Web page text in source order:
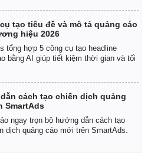
Multimedia
Video
Ảnh
E-Magazine
tạo tiêu đề và mô tả quảng cáo
hiệu 2026
tổng hợp 5 công cụ tạo headline
bằng AI giúp tiết kiệm thời gian và tối
cách tạo chiến dịch quảng
SmartAds
ngay trọn bộ hướng dẫn cách tạo
dịch quảng cáo mới trên SmartAds.